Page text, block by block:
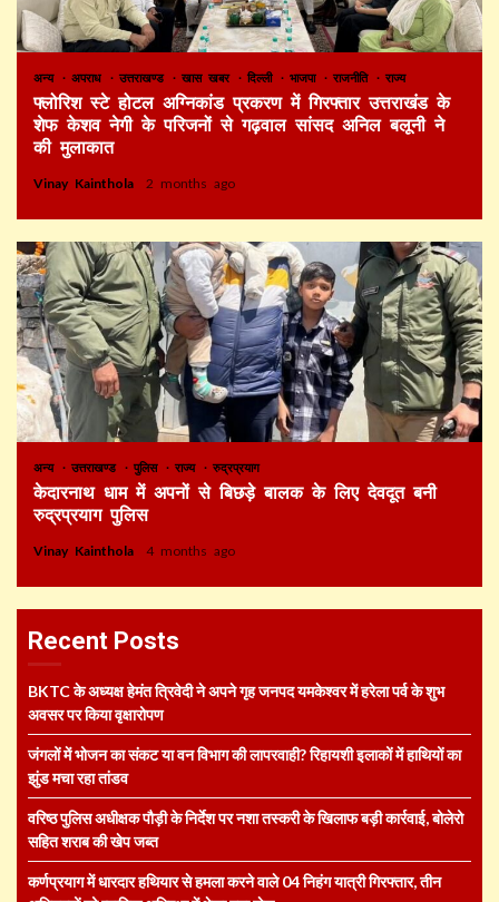
अन्य अपराध उत्तराखण्ड खास खबर दिल्ली भाजपा राजनीति राज्य
फ्लोरिश स्टे होटल अग्निकांड प्रकरण में गिरफ्तार उत्तराखंड के
शेफ केशव नेगी के परिजनों से गढ़वाल सांसद अनिल बलूनी ने
की मुलाकात
Vinay Kainthola 2 months ago
अन्य उत्तराखण्ड पुलिस राज्य रुद्रप्रयाग
केदारनाथ धाम में अपनों से बिछड़े बालक के लिए देवदूत बनी
रुद्रप्रयाग पुलिस
Vinay Kainthola 4 months ago
Recent Posts
BKTC के अध्यक्ष हेमंत त्रिवेदी ने अपने गृह जनपद यमकेश्वर में हरेला पर्व के शुभ
अवसर पर किया वृक्षारोपण
जंगलों में भोजन का संकट या वन विभाग की लापरवाही? रिहायशी इलाकों में हाथियों का
झुंड मचा रहा तांडव
वरिष्ठ पुलिस अधीक्षक पौड़ी के निर्देश पर नशा तस्करी के खिलाफ बड़ी कार्रवाई, बोलेरो
सहित शराब की खेप जब्त
कर्णप्रयाग में धारदार हथियार से हमला करने वाले 04 निहंग यात्री गिरफ्तार, तीन